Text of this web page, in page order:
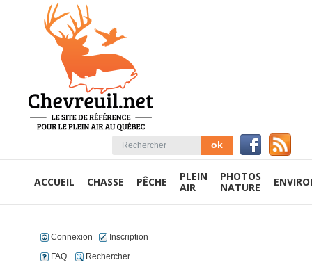
ACCUEIL CHASSE PÊCHE
PLEIN
AIR
PHOTOS
NATURE
Connexion
Inscription
FAQ
Rechercher